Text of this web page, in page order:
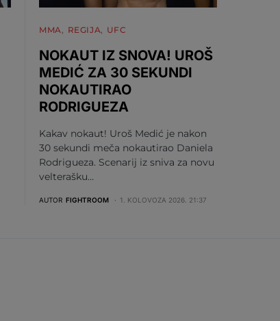
MMA REGIJA UFC
NOKAUT IZ SNOVA! UROŠ
MEDIĆ ZA 30 SEKUNDI
NOKAUTIRAO
RODRIGUEZA
Kakav nokaut! Uroš Medić je nakon
30 sekundi meča nokautirao Daniela
Rodrigueza. Scenarij iz sniva za novu
velterašku…
AUTOR FIGHTROOM 1. KOLOVOZA 2026. 21:37